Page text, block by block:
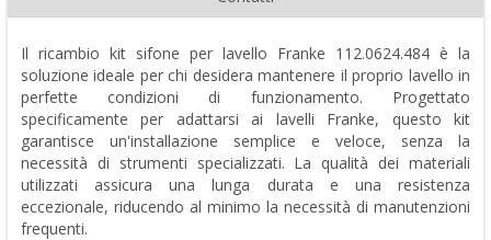
Il ricambio kit sifone per lavello Franke 112.0624.484 è la
soluzione ideale per chi desidera mantenere il proprio lavello in
perfette condizioni di funzionamento. Progettato
specificamente per adattarsi ai lavelli Franke, questo kit
garantisce un'installazione semplice e veloce, senza la
necessità di strumenti specializzati. La qualità dei materiali
utilizzati assicura una lunga durata e una resistenza
eccezionale, riducendo al minimo la necessità di manutenzioni
frequenti.